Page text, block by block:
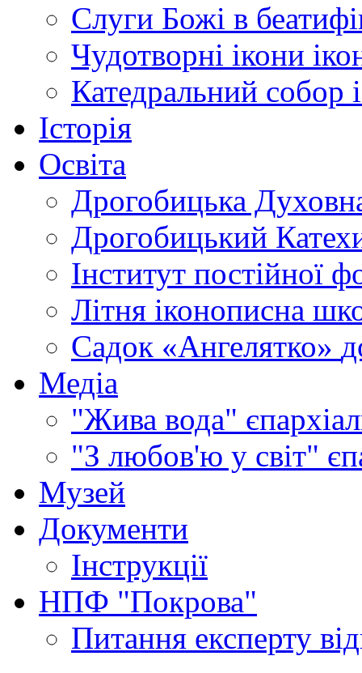
Слуги Божі в
Чудотворні ікони
Катедральний собор
Історія
Освіта
Дрогобицька
Дрогобицький
Інститут постійної
Літня іконописна
Садок «Ангелятко»
Медіа
"Жива вода"
"З любов'ю у світ"
Музей
Документи
Інструкції
НПФ "Покрова"
Питання експерту